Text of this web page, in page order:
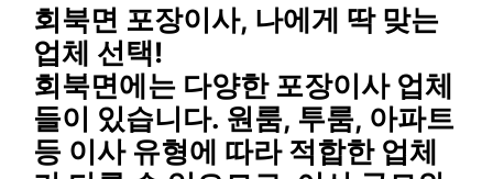
회북면 포장이사, 나에게 딱 맞는
업체 선택!
회북면에는 다양한 포장이사 업체
들이 있습니다. 원룸, 투룸, 아파트
등 이사 유형에 따라 적합한 업체